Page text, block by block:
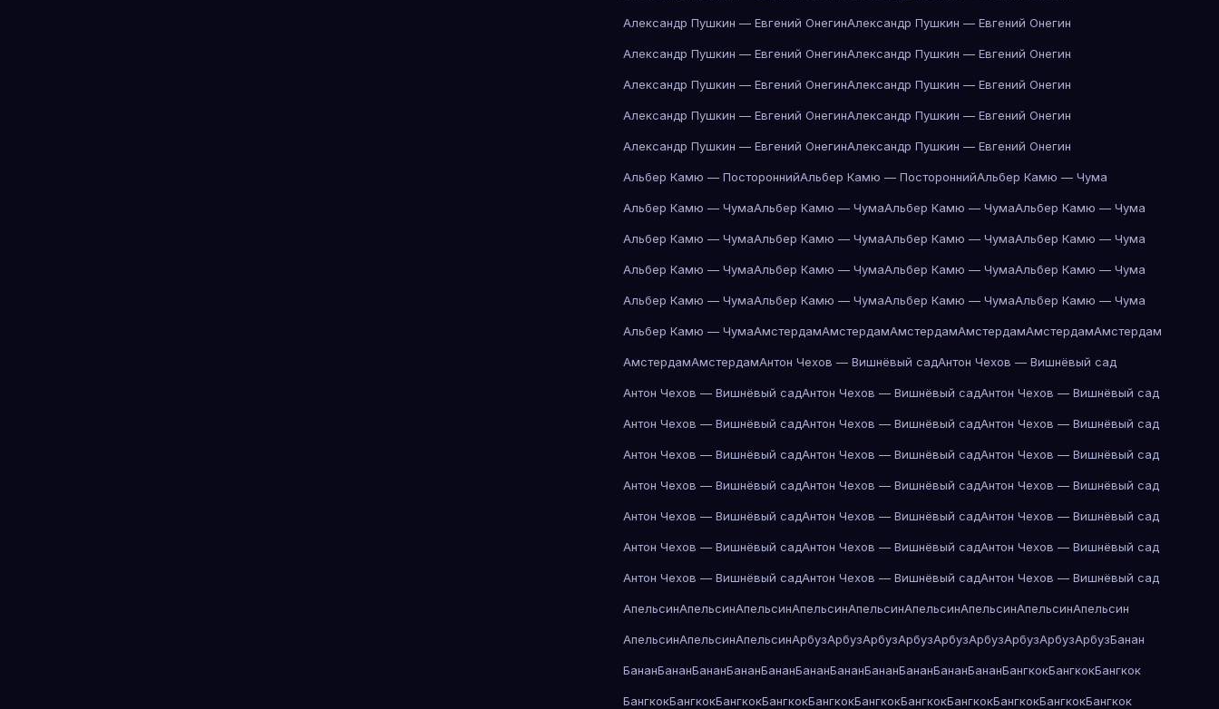
Александр Пушкин — Евгений ОнегинАлександр Пушкин — Евгений Онегин
Александр Пушкин — Евгений ОнегинАлександр Пушкин — Евгений Онегин
Александр Пушкин — Евгений ОнегинАлександр Пушкин — Евгений Онегин
Александр Пушкин — Евгений ОнегинАлександр Пушкин — Евгений Онегин
Александр Пушкин — Евгений ОнегинАлександр Пушкин — Евгений Онегин
Альбер Камю — ПостороннийАльбер Камю — ПостороннийАльбер Камю — Чума
Альбер Камю — ЧумаАльбер Камю — ЧумаАльбер Камю — ЧумаАльбер Камю — Чума
Альбер Камю — ЧумаАльбер Камю — ЧумаАльбер Камю — ЧумаАльбер Камю — Чума
Альбер Камю — ЧумаАльбер Камю — ЧумаАльбер Камю — ЧумаАльбер Камю — Чума
Альбер Камю — ЧумаАльбер Камю — ЧумаАльбер Камю — ЧумаАльбер Камю — Чума
Альбер Камю — ЧумаАмстердамАмстердамАмстердамАмстердамАмстердамАмстердам
АмстердамАмстердамАнтон Чехов — Вишнёвый садАнтон Чехов — Вишнёвый сад
Антон Чехов — Вишнёвый садАнтон Чехов — Вишнёвый садАнтон Чехов — Вишнёвый сад
Антон Чехов — Вишнёвый садАнтон Чехов — Вишнёвый садАнтон Чехов — Вишнёвый сад
Антон Чехов — Вишнёвый садАнтон Чехов — Вишнёвый садАнтон Чехов — Вишнёвый сад
Антон Чехов — Вишнёвый садАнтон Чехов — Вишнёвый садАнтон Чехов — Вишнёвый сад
Антон Чехов — Вишнёвый садАнтон Чехов — Вишнёвый садАнтон Чехов — Вишнёвый сад
Антон Чехов — Вишнёвый садАнтон Чехов — Вишнёвый садАнтон Чехов — Вишнёвый сад
Антон Чехов — Вишнёвый садАнтон Чехов — Вишнёвый садАнтон Чехов — Вишнёвый сад
АпельсинАпельсинАпельсинАпельсинАпельсинАпельсинАпельсинАпельсинАпельсин
АпельсинАпельсинАпельсинАрбузАрбузАрбузАрбузАрбузАрбузАрбузАрбузАрбузБанан
БананБананБананБананБананБананБананБананБананБананБананБангкокБангкокБангкок
БангкокБангкокБангкокБангкокБангкокБангкокБангкокБангкокБангкокБангкокБангкок